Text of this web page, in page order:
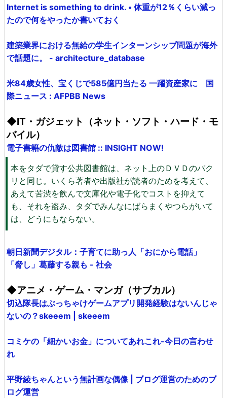
Internet is something to drink. • 体重が12％くらい減っ
たので何をやったか書いておく
建築業界における無給の学生インターンシップ問題が海外
で話題に。 - architecture_database
米84歳女性、宝くじで585億円当たる 一躍資産家に 国
際ニュース : AFPBB News
◆IT・ガジェット（ネット・ソフト・ハード・モ
バイル）
電子書籍の仇敵は図書館 :: INSIGHT NOW!
本をタダで貸す公共図書館は、ネット上のＤＶＤのパク
リと同じ。いくら著者や出版社が読者のためを考えて、
あえて苦渋を飲んで文庫化や電子化でコストを抑えて
も、それを盗み、タダでみんなにばらまくやつらがいて
は、どうにもならない。
朝日新聞デジタル：子育てに助っ人「おにから電話」
「脅し」葛藤する親も - 社会
◆アニメ・ゲーム・マンガ（サブカル）
切込隊長はぶっちゃけゲームアプリ開発経験はないんじゃ
ないの？skeeem | skeeem
コミケの「細かいお金」についてあれこれ-今日の言わせ
れ
平野綾ちゃんという無計画な偶像 | ブログ運営のためのブ
ログ運営